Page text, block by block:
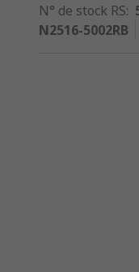
N° de stock RS:
N2516-5002RB